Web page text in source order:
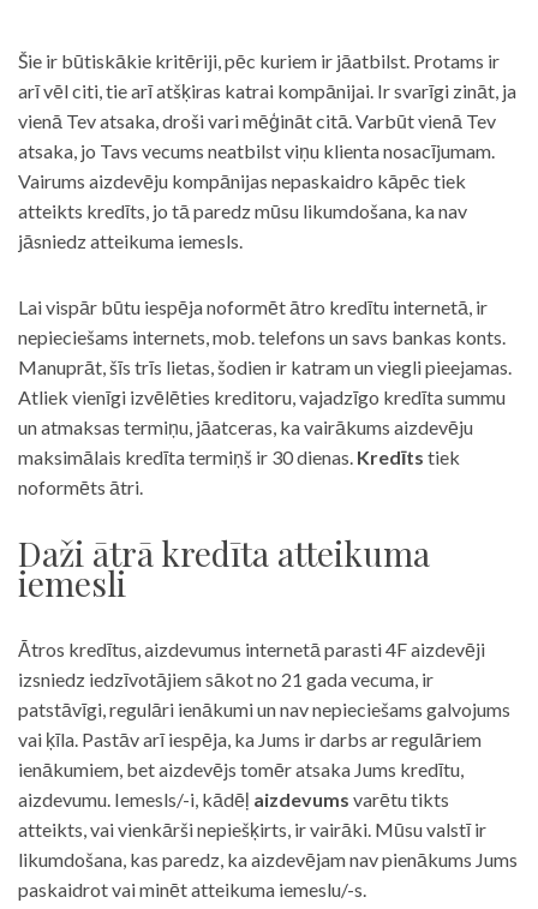
Šie ir būtiskākie kritēriji, pēc kuriem ir jāatbilst. Protams ir
arī vēl citi, tie arī atšķiras katrai kompānijai. Ir svarīgi zināt, ja
vienā Tev atsaka, droši vari mēģināt citā. Varbūt vienā Tev
atsaka, jo Tavs vecums neatbilst viņu klienta nosacījumam.
Vairums aizdevēju kompānijas nepaskaidro kāpēc tiek
atteikts kredīts, jo tā paredz mūsu likumdošana, ka nav
jāsniedz atteikuma iemesls.
Lai vispār būtu iespēja noformēt ātro kredītu internetā, ir
nepieciešams internets, mob. telefons un savs bankas konts.
Manuprāt, šīs trīs lietas, šodien ir katram un viegli pieejamas.
Atliek vienīgi izvēlēties kreditoru, vajadzīgo kredīta summu
un atmaksas termiņu, jāatceras, ka vairākums aizdevēju
maksimālais kredīta termiņš ir 30 dienas. Kredīts tiek
noformēts ātri.
Daži ātrā kredīta atteikuma
iemesli
Ātros kredītus, aizdevumus internetā parasti 4F aizdevēji
izsniedz iedzīvotājiem sākot no 21 gada vecuma, ir
patstāvīgi, regulāri ienākumi un nav nepieciešams galvojums
vai ķīla. Pastāv arī iespēja, ka Jums ir darbs ar regulāriem
ienākumiem, bet aizdevējs tomēr atsaka Jums kredītu,
aizdevumu. Iemesls/-i, kādēļ aizdevums varētu tikts
atteikts, vai vienkārši nepiešķirts, ir vairāki. Mūsu valstī ir
likumdošana, kas paredz, ka aizdevējam nav pienākums Jums
paskaidrot vai minēt atteikuma iemeslu/-s.